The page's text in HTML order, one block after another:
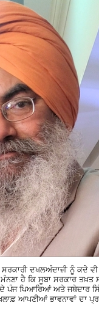
ਦਖਲਅੰਦਾਜ਼ੀ ਨੂੰ ਕਦੇ
ਮੰਨਣਾ ਹੈ ਕਿ ਸੂਬਾ ਸਰਕਾਰ
ਦੇ ਪੰਜ ਪਿਆਰਿਆਂ ਅਤੇ ਜਥੇਦਾਰ
ਆਪਣੀਆਂ ਭਾਵਨਾਵਾਂ ਦਾ